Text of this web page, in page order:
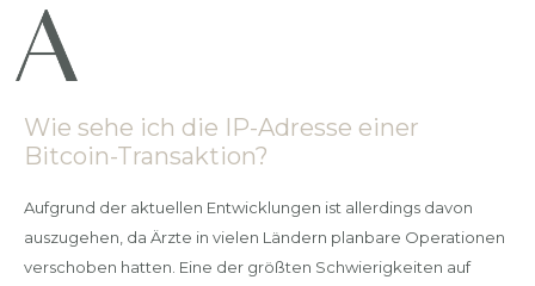
Wie sehe ich die IP-Adresse einer
Bitcoin-Transaktion?
Aufgrund der aktuellen Entwicklungen ist allerdings davon
auszugehen, da Ärzte in vielen Ländern planbare Operationen
verschoben hatten. Eine der größten Schwierigkeiten auf